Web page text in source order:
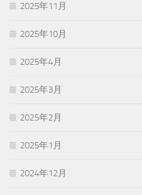
2025年11月
2025年10月
2025年4月
2025年3月
2025年2月
2025年1月
2024年12月